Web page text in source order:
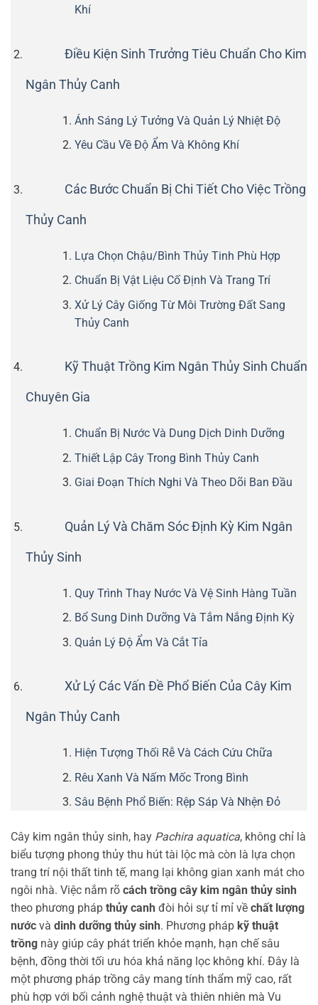
Khí
Điều Kiện Sinh Trưởng Tiêu Chuẩn Cho Kim
Ngân Thủy Canh
Ánh Sáng Lý Tưởng Và Quản Lý Nhiệt Độ
Yêu Cầu Về Độ Ẩm Và Không Khí
Các Bước Chuẩn Bị Chi Tiết Cho Việc Trồng
Thủy Canh
Lựa Chọn Chậu/Bình Thủy Tinh Phù Hợp
Chuẩn Bị Vật Liệu Cố Định Và Trang Trí
Xử Lý Cây Giống Từ Môi Trường Đất Sang
Thủy Canh
Kỹ Thuật Trồng Kim Ngân Thủy Sinh Chuẩn
Chuyên Gia
Chuẩn Bị Nước Và Dung Dịch Dinh Dưỡng
Thiết Lập Cây Trong Bình Thủy Canh
Giai Đoạn Thích Nghi Và Theo Dõi Ban Đầu
Quản Lý Và Chăm Sóc Định Kỳ Kim Ngân
Thủy Sinh
Quy Trình Thay Nước Và Vệ Sinh Hàng Tuần
Bổ Sung Dinh Dưỡng Và Tắm Nắng Định Kỳ
Quản Lý Độ Ẩm Và Cắt Tỉa
Xử Lý Các Vấn Đề Phổ Biến Của Cây Kim
Ngân Thủy Canh
Hiện Tượng Thối Rễ Và Cách Cứu Chữa
Rêu Xanh Và Nấm Mốc Trong Bình
Sâu Bệnh Phổ Biến: Rệp Sáp Và Nhện Đỏ
Cây kim ngân thủy sinh, hay Pachira aquatica, không chỉ là
biểu tượng phong thủy thu hút tài lộc mà còn là lựa chọn
trang trí nội thất tinh tế, mang lại không gian xanh mát cho
ngôi nhà. Việc nắm rõ cách trồng cây kim ngân thủy sinh
theo phương pháp thủy canh đòi hỏi sự tỉ mỉ về chất lượng
nước và dinh dưỡng thủy sinh. Phương pháp kỹ thuật
trồng này giúp cây phát triển khỏe mạnh, hạn chế sâu
bệnh, đồng thời tối ưu hóa khả năng lọc không khí. Đây là
một phương pháp trồng cây mang tính thẩm mỹ cao, rất
phù hợp với bối cảnh nghệ thuật và thiên nhiên mà Vu